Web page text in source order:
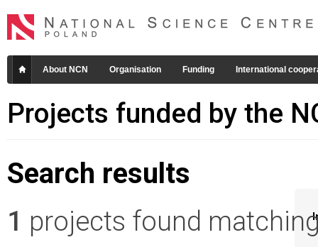
About NCN Organisation Funding International
Projects funded by the
Search results
1 projects found